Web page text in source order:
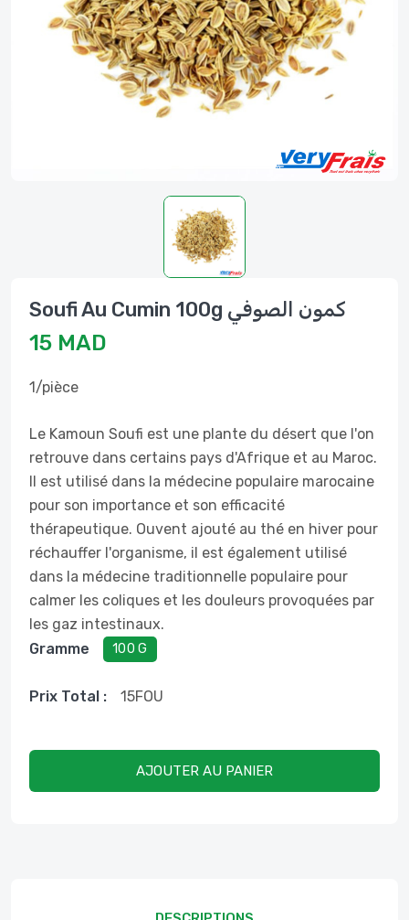
Soufi Au Cumin 100g كمون الصوفي
15 MAD
1/pièce
Le Kamoun Soufi est une plante du désert que l'on
retrouve dans certains pays d'Afrique et au Maroc.
Il est utilisé dans la médecine populaire marocaine
pour son importance et son efficacité
thérapeutique. Ouvent ajouté au thé en hiver pour
réchauffer l'organisme, il est également utilisé
dans la médecine traditionnelle populaire pour
calmer les coliques et les douleurs provoquées par
les gaz intestinaux.
Gramme
100 G
Prix ​​total : 15FOU
AJOUTER AU PANIER